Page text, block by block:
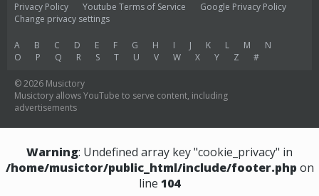
Privacy Policy Youtube Terms of Service
Google Privacy Policy
Change privacy settings
A B C D E F G H I J K L M
N
O
P Q R S T U V W X Y Z #
© 2026 Musictory
Musictory allows YouTube to serve content, including
advertisements
Warning: Undefined array key "cookie_privacy" in
/home/musictor/public_html/include/footer.php on
line 104